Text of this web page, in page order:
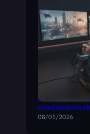
Kombinovane
simulacionim
08/05/2026